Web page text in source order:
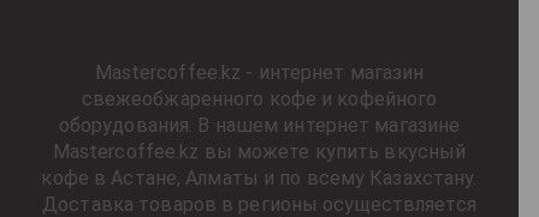
Mastercoffee.kz - интернет магазин
свежеобжаренного кофе и кофейного
оборудования. В нашем интернет магазине
Mastercoffee.kz вы можете купить вкусный
кофе в Астане, Алматы и по всему Казахстану.
Доставка товаров в регионы осуществляется